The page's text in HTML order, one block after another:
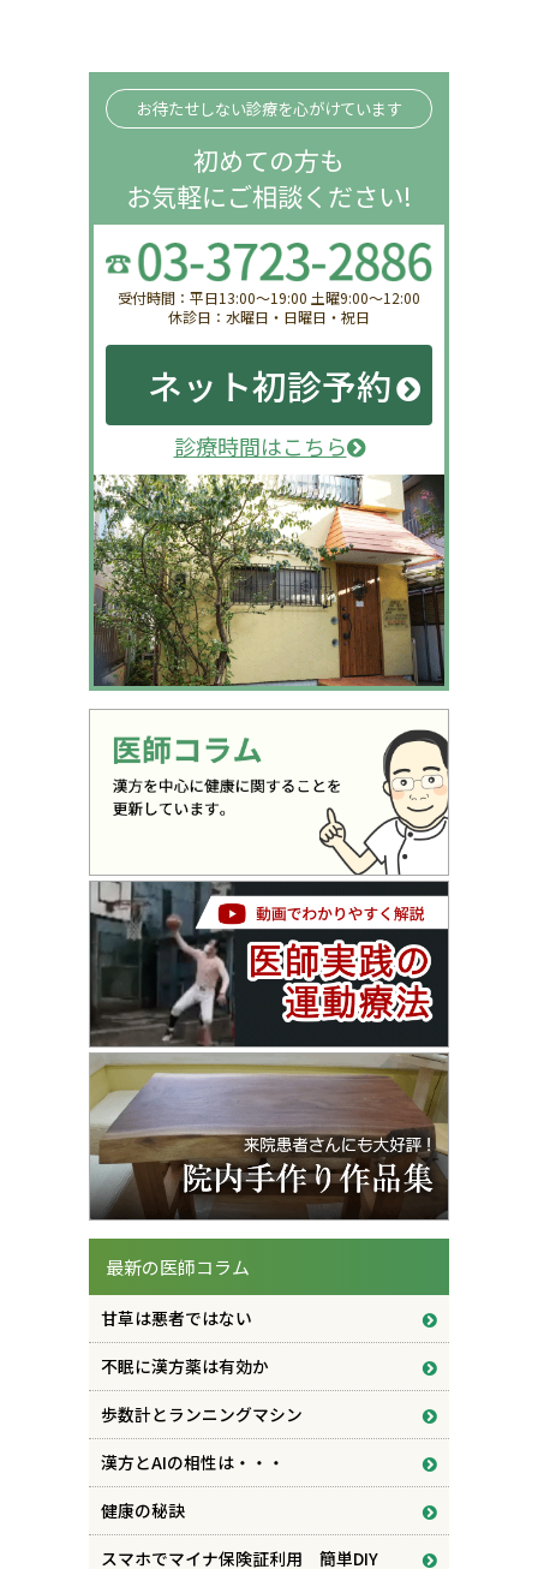
お待たせしない診療を心がけています
初めての方も
お気軽にご相談ください!
受付時間：平日13:00〜19:00 土曜9:00〜12:00
休診日：水曜日・日曜日・祝日
ネット初診予約
診療時間はこちら
最新の医師コラム
甘草は悪者ではない
不眠に漢方薬は有効か
歩数計とランニングマシン
漢方とAIの相性は・・・
健康の秘訣
スマホでマイナ保険証利用 簡単DIY